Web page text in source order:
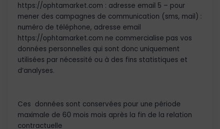
https://ophtamarket.com : adresse email 5 – pour
mener des campagnes de communication (sms, mail) :
numéro de téléphone, adresse email
https://ophtamarket.com ne commercialise pas vos
données personnelles qui sont donc uniquement
utilisées par nécessité ou à des fins statistiques et
d’analyses.
Ces données sont conservées pour une période
maximale de 60 mois mois après la fin de la relation
contractuelle